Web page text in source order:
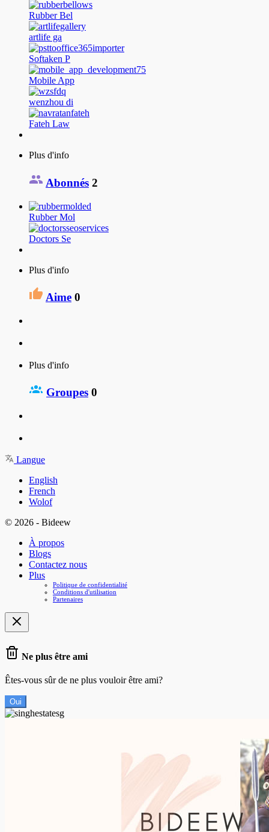
Rubber Bel
artlife ga
Softaken P
Mobile App
wenzhou di
Fateh Law
Plus d'info
Abonnés 2
Rubber Mol
Doctors Se
Plus d'info
Aime 0
Plus d'info
Groupes 0
Langue
English
French
Wolof
© 2026 - Bideew
À propos
Blogs
Contactez nous
Plus
Politique de confidentialité
Conditions d'utilisation
Partenaires
Ne plus être ami
Êtes-vous sûr de ne plus vouloir être ami?
Oui